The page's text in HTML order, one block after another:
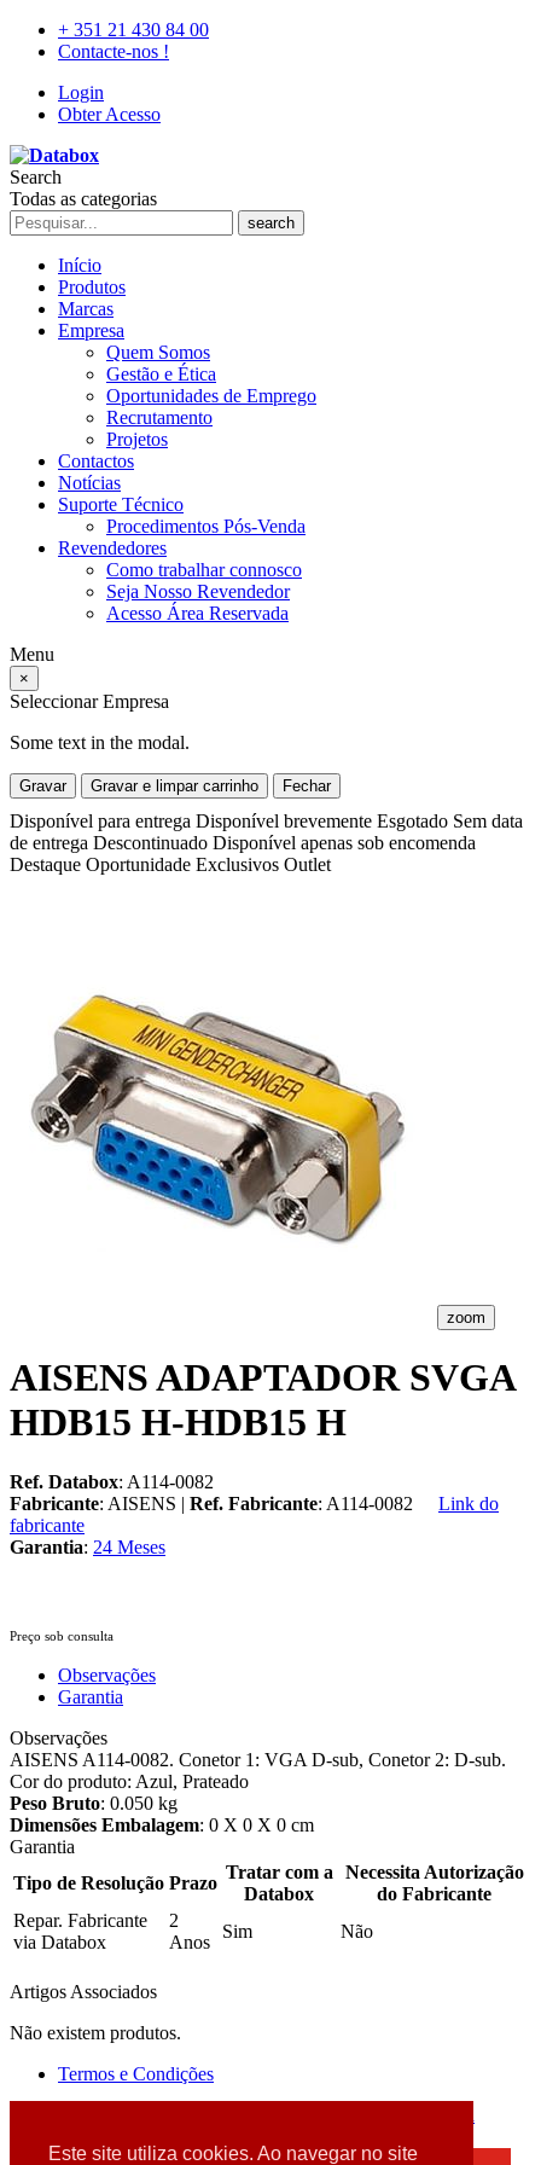
Este site utiliza cookies. Ao navegar no site
+ 351 21 430 84 00
Contacte-nos !
Login
Obter Acesso
Search
Todas as categorias
search
Início
Produtos
Marcas
Empresa
Quem Somos
Gestão e Ética
Oportunidades de Emprego
Recrutamento
Projetos
Contactos
Notícias
Suporte Técnico
Procedimentos Pós-Venda
Revendedores
Como trabalhar connosco
Seja Nosso Revendedor
Acesso Área Reservada
Menu
×
Seleccionar Empresa
Some text in the modal.
Gravar Gravar e limpar carrinho Fechar
Disponível para entrega Disponível brevemente Esgotado Sem data
de entrega Descontinuado Disponível apenas sob encomenda
Destaque Oportunidade Exclusivos Outlet
zoom
AISENS ADAPTADOR SVGA
HDB15 H-HDB15 H
Ref. Databox: A114-0082
Fabricante: AISENS | Ref. Fabricante: A114-0082
Link do
fabricante
Garantia: 24 Meses
Preço sob consulta
Observações
Garantia
Observações
AISENS A114-0082. Conetor 1: VGA D-sub, Conetor 2: D-sub.
Cor do produto: Azul, Prateado
Peso Bruto: 0.050 kg
Dimensões Embalagem: 0 X 0 X 0 cm
Garantia
Tipo de Resolução Prazo
Tratar com a
Databox
Necessita Autorização
do Fabricante
Repar. Fabricante
via Databox
2
Anos
Sim Não
Artigos Associados
Não existem produtos.
Termos e Condições